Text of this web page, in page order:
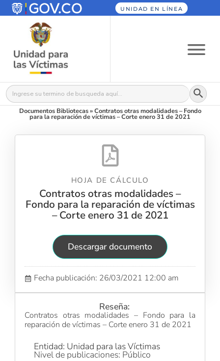
UNIDAD EN LÍNEA
Buscar: Botón
Documentos Bibliotecas»Contratos otras modalidades – Fondo
para la reparación de víctimas – Corte enero 31 de 2021
HOJA DE CÁLCULO
Contratos otras modalidades –
Fondo para la reparación de víctimas
– Corte enero 31 de 2021
Descargar documento
Fecha publicación: 26/03/2021 12:00 am
Reseña:
Contratos otras modalidades – Fondo para la
reparación de víctimas – Corte enero 31 de 2021
Entidad: Unidad para las Víctimas
Nivel de publicaciones: Público